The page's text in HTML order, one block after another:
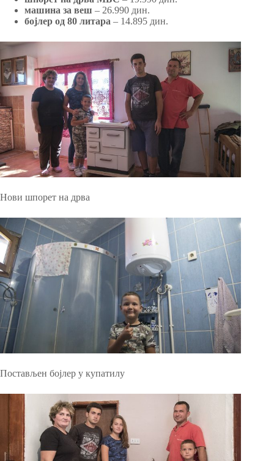
машина за веш – 26.990 дин.
бојлер од 80 литара – 14.895 дин.
Нови шпорет на дрва
Постављен бојлер у купатилу